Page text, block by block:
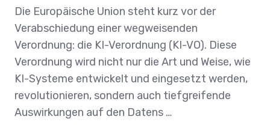
Die Europäische Union steht kurz vor der
Verabschiedung einer wegweisenden
Verordnung: die KI-Verordnung (KI-VO). Diese
Verordnung wird nicht nur die Art und Weise, wie
KI-Systeme entwickelt und eingesetzt werden,
revolutionieren, sondern auch tiefgreifende
Auswirkungen auf den Datens …